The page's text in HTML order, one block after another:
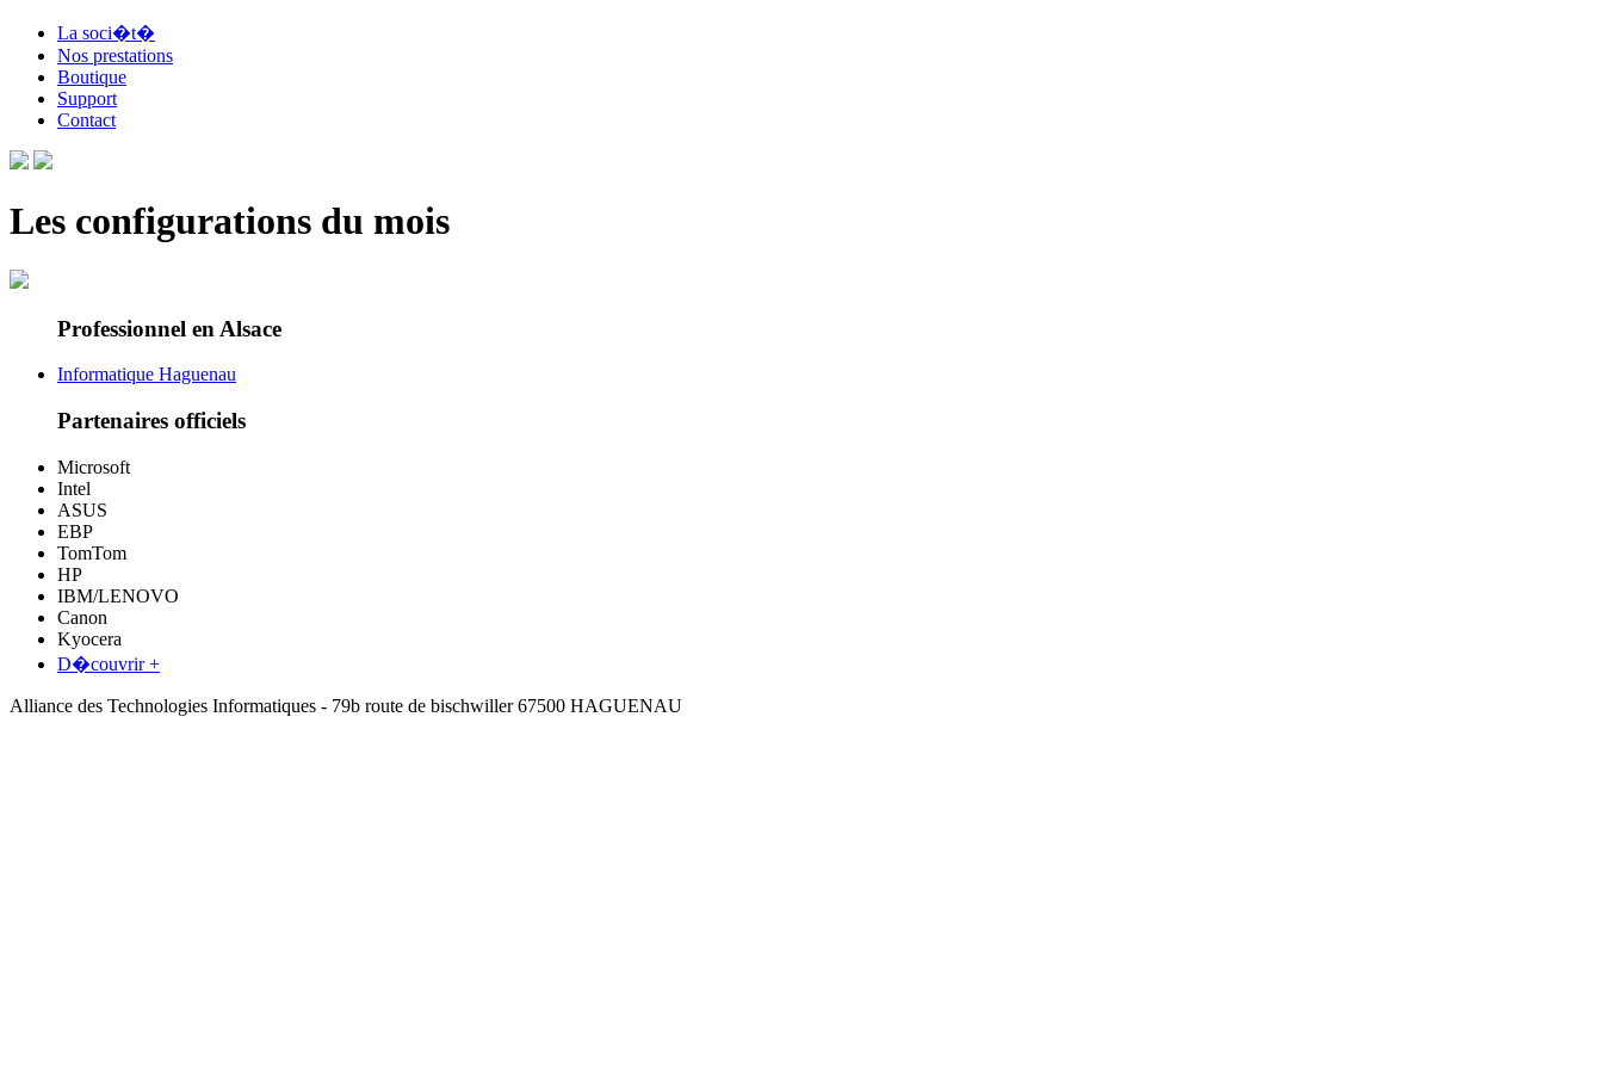
La soci�t�
Nos prestations
Boutique
Support
Contact
Les configurations du mois
Professionnel en Alsace
Informatique Haguenau
Partenaires officiels
Microsoft
Intel
ASUS
EBP
TomTom
HP
IBM/LENOVO
Canon
Kyocera
D�couvrir +
Alliance des Technologies Informatiques - 79b route de bischwiller 67500 HAGUENAU